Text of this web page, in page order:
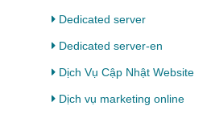
Dedicated server
Dedicated server-en
Dịch Vụ Cập Nhật Website
Dịch vụ marketing online